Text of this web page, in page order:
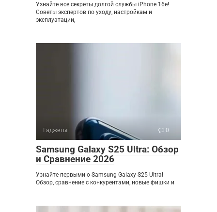
Узнайте все секреты долгой службы iPhone 16e!
Советы экспертов по уходу, настройкам и
эксплуатации,
Гаджеты 0
Samsung Galaxy S25 Ultra: Обзор
и Сравнение 2026
Узнайте первыми о Samsung Galaxy S25 Ultra!
Обзор, сравнение с конкурентами, новые фишки и